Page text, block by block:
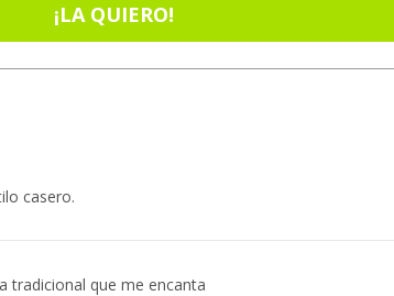
¡LA QUIERO!
casero.
tradicional que me encanta